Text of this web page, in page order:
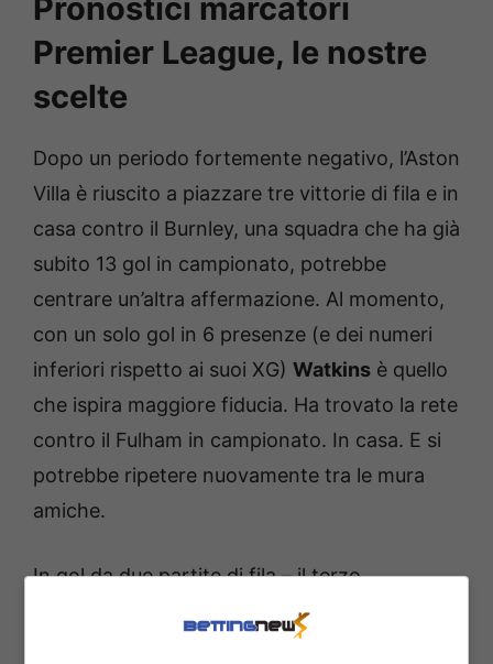
Pronostici marcatori
Premier League, le nostre
scelte
Dopo un periodo fortemente negativo, l’Aston
Villa è riuscito a piazzare tre vittorie di fila e in
casa contro il Burnley, una squadra che ha già
subito 13 gol in campionato, potrebbe
centrare un’altra affermazione. Al momento,
con un solo gol in 6 presenze (e dei numeri
inferiori rispetto ai suoi XG) Watkins è quello
che ispira maggiore fiducia. Ha trovato la rete
contro il Fulham in campionato. In casa. E si
potrebbe ripetere nuovamente tra le mura
amiche.
In gol da due partite di fila – il terzo
Woltemade,
Newcastle, sembra essersi inserito al meglio